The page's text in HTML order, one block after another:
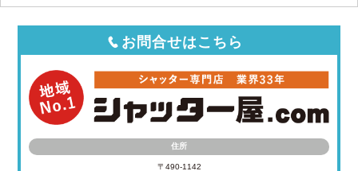
お問合せはこちら
住所
〒490-1142